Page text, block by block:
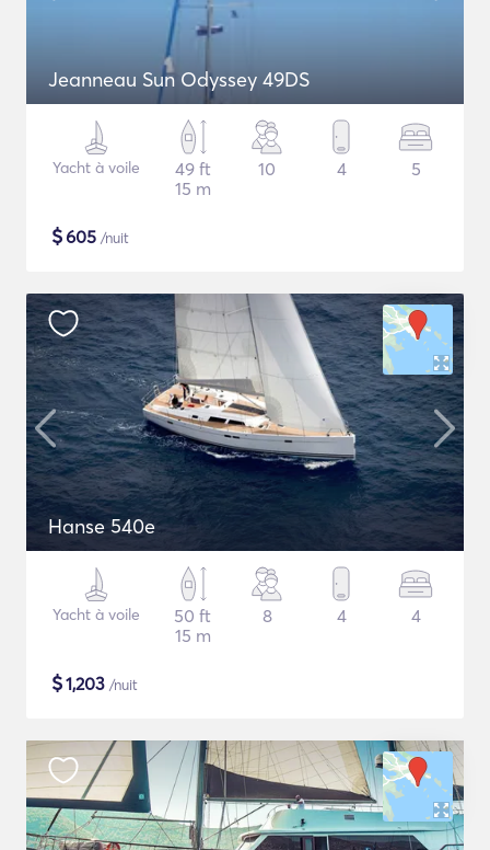
Jeanneau Sun Odyssey 49DS
Yacht à voile
49 ft
15 m
10 4 5
$605 /nuit
Hanse 540e
Yacht à voile
50 ft
15 m
8 4 4
$1,203 /nuit